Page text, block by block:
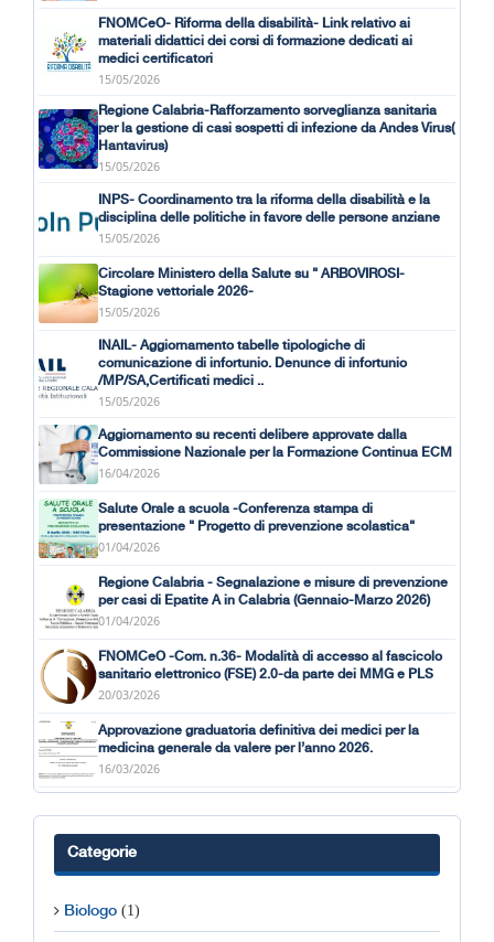
FNOMCeO- Riforma della disabilità- Link relativo ai
materiali didattici dei corsi di formazione dedicati ai
medici certificatori
15/05/2026
Regione Calabria-Rafforzamento sorveglianza sanitaria
per la gestione di casi sospetti di infezione da Andes Virus(
Hantavirus)
15/05/2026
INPS- Coordinamento tra la riforma della disabilità e la
disciplina delle politiche in favore delle persone anziane
15/05/2026
Circolare Ministero della Salute su " ARBOVIROSI-
Stagione vettoriale 2026-
15/05/2026
INAIL- Aggiornamento tabelle tipologiche di
comunicazione di infortunio. Denunce di infortunio
/MP/SA,Certificati medici ..
15/05/2026
Aggiornamento su recenti delibere approvate dalla
Commissione Nazionale per la Formazione Continua ECM
16/04/2026
Salute Orale a scuola -Conferenza stampa di
presentazione " Progetto di prevenzione scolastica"
01/04/2026
Regione Calabria - Segnalazione e misure di prevenzione
per casi di Epatite A in Calabria (Gennaio-Marzo 2026)
01/04/2026
FNOMCeO -Com. n.36- Modalità di accesso al fascicolo
sanitario elettronico (FSE) 2.0-da parte dei MMG e PLS
20/03/2026
Approvazione graduatoria definitiva dei medici per la
medicina generale da valere per l’anno 2026.
16/03/2026
Categorie
Biologo (1)